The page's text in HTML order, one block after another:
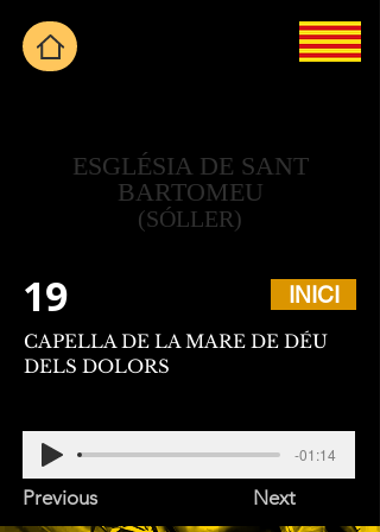
ESGLÉSIA DE SANT
BARTOMEU
(SÓLLER)
19 INICI
CAPELLA DE LA MARE DE DÉU
DELS DOLORS
-01:14
Previous Next